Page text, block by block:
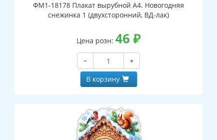
ФМ1-18178 Плакат вырубной А4. Новогодняя
снежинка 1 (двухсторонний, ВД-лак)
Цена розн: 46 ₽
−
+
В корзину